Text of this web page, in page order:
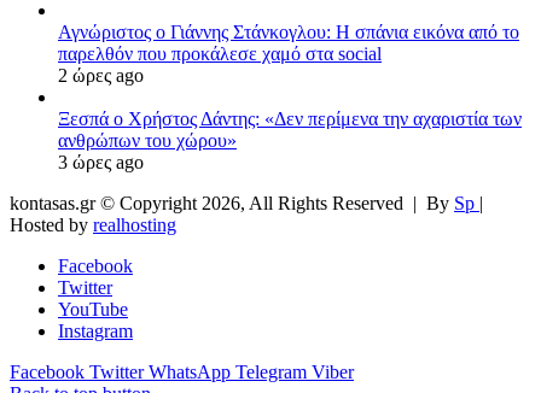
Αγνώριστος ο Γιάννης Στάνκογλου: Η σπάνια εικόνα από το
παρελθόν που προκάλεσε χαμό στα social
2 ώρες ago
Ξεσπά ο Χρήστος Δάντης: «Δεν περίμενα την αχαριστία των
ανθρώπων του χώρου»
3 ώρες ago
kontasas.gr © Copyright 2026, All Rights Reserved | By Sp |
Hosted by realhosting
Facebook
Twitter
YouTube
Instagram
Facebook Twitter WhatsApp Telegram Viber